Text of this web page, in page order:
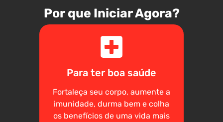
Por que Iniciar Agora?
Para ter boa saúde
Fortaleça seu corpo, aumente a
imunidade, durma bem e colha
os benefícios de uma vida mais